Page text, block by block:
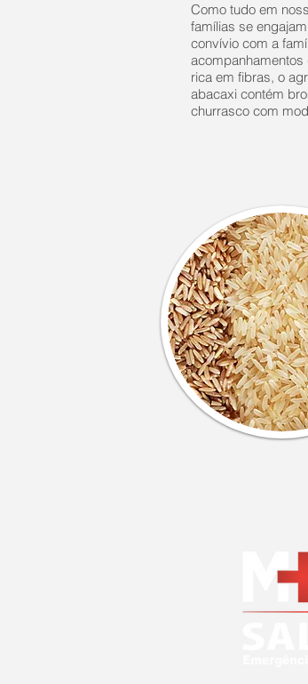
Como tudo em
famílias se
convívio com a
rica em fibras, o
abacaxi contém
churrasco com